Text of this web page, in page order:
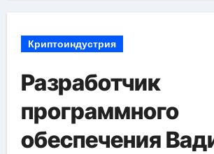
Криптоиндустрия
Разработчик
программного
обеспечения